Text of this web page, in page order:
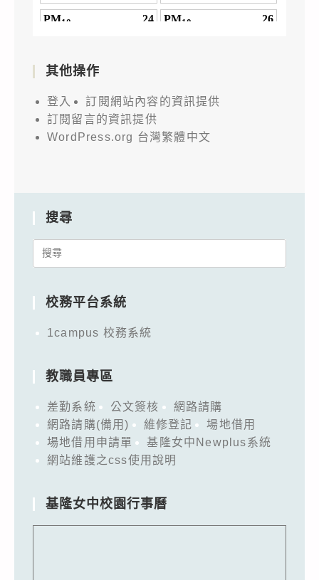
其他操作
登入
訂閱網站內容的資訊提供
訂閱留言的資訊提供
WordPress.org 台灣繁體中文
搜尋
Search
校務平台系統
1campus 校務系統
教職員專區
差勤系統 公文簽核
網路請購
網路請購(備用)
維修登記
場地借用
場地借用申請單
基隆女中Newplus系統
網站維護之css使用說明
基隆女中校園行事曆